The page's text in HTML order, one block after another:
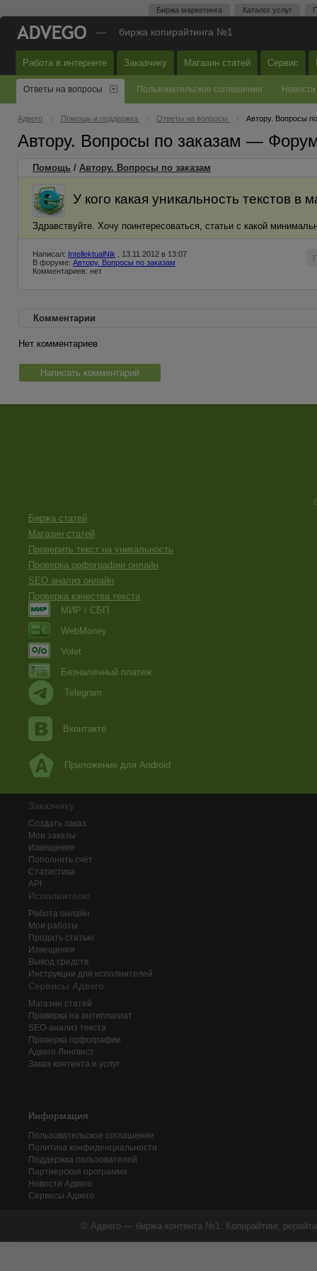
Биржа маркетинга Каталог услуг
— биржа копирайтинга №1
Работа в интернете Заказчику Магазин статей Сервис
Ответы на вопросы Пользовательское соглашение Новости
Адвего Помощь и поддержка Ответы на вопросы Автору. Вопросы
Автору. Вопросы по заказам —
Помощь / Автору. Вопросы по заказам
У кого какая уникальность текстов в
Здравствуйте. Хочу поинтересоваться, статьи с какой
Написал: IntellektualNik , 13.11.2012 в 13:07
В форуме: Автору. Вопросы по заказам
Комментариев: нет
Комментарии
Нет комментариев
Написать комментарий
Биржа статей
Магазин статей
Проверить текст на уникальность
Проверка орфографии онлайн
SEO анализ онлайн
Проверка качества текста
МИР / СБП
WebMoney
Volet
Безналичный платеж
Telegram
Вконтакте
Приложение для Android
Заказчику
Создать заказ
Мои заказы
Извещения
Пополнить счёт
Статистика
API
Исполнителю
Работа онлайн
Мои работы
Продать статью
Извещения
Вывод средств
Инструкции для исполнителей
Сервисы Адвего
Магазин статей
Проверка на антиплагиат
SEO-анализ текста
Проверка орфографии
Адвего Лингвист
Заказ контента и услуг
Информация
Пользовательское соглашение
Политика конфиденциальности
Поддержка пользователей
Партнерская программа
Новости Адвего
Сервисы Адвего
© Адвего — биржа контента №1. Копирайтинг,